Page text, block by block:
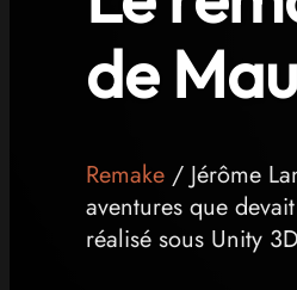
de
Remake / Jérôme
aventures que
réalisé sous Unity 3D